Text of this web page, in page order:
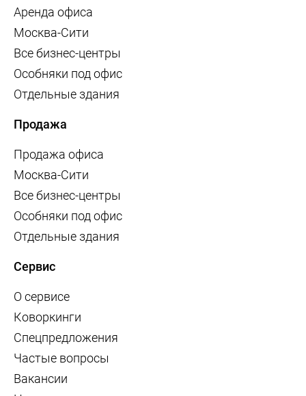
Аренда офиса
Москва-Сити
Все бизнес-центры
Особняки под офис
Отдельные здания
Продажа
Продажа офиса
Москва-Сити
Все бизнес-центры
Особняки под офис
Отдельные здания
Сервис
О сервисе
Коворкинги
Спецпредложения
Частые вопросы
Вакансии